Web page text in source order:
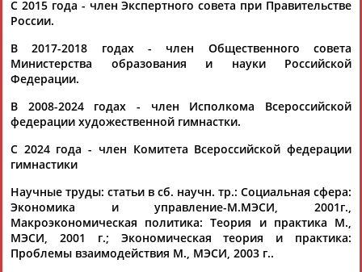
Камалудин
АБДУЛДАУДОВ
Абдула
Магомед
Назир
ЕЩЁ ПЕРСОНЫ
ТАБЛО АКТИВНОСТИ
С 2015 года - член Экспертного совета при Правительстве
России.
В 2017-2018 годах - член Общественного совета
Министерства образования и науки Российской
Федерации.
В 2008-2024 годах - член Исполкома Всероссийской
федерации художественной гимнастки.
С 2024 года - член Комитета Всероссийской федерации
гимнастики
Научные труды: статьи в сб. научн. тр.: Социальная сфера:
Экономика и управление-М.МЭСИ, 2001г.,
Макроэкономическая политика: Теория и практика М.,
МЭСИ, 2001 г.; Экономическая теория и практика:
Проблемы взаимодействия М., МЭСИ, 2003 г..